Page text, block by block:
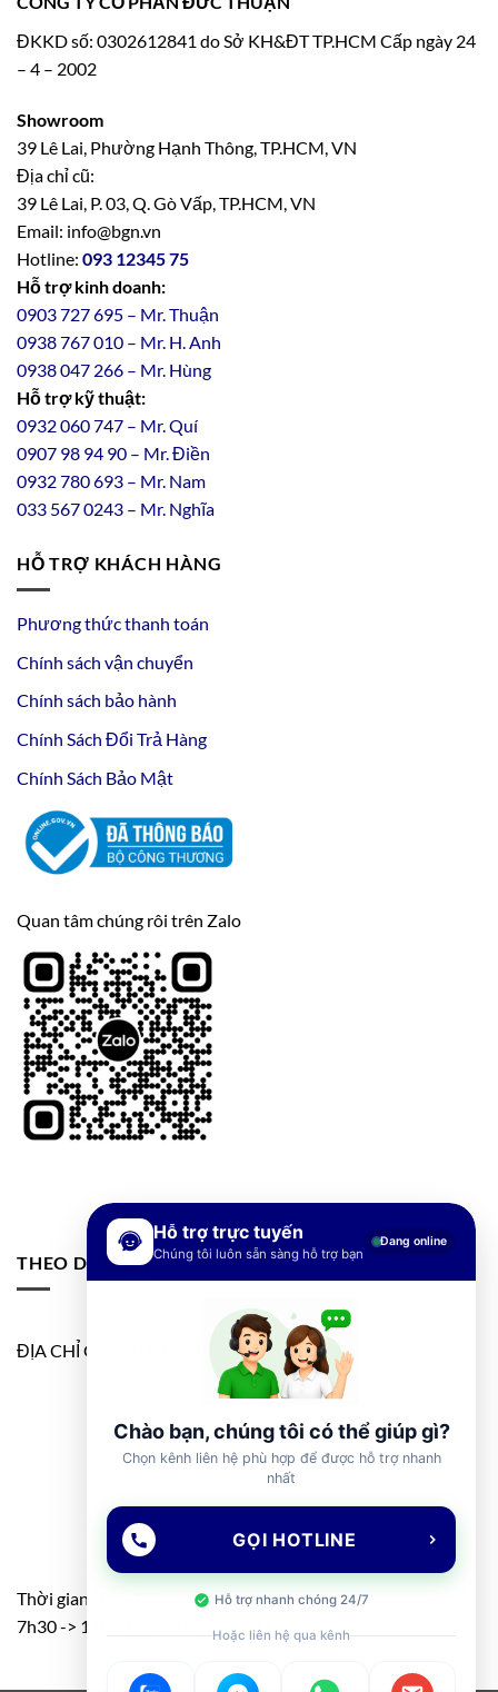
ĐKKD số: 0302612841 do Sở KH&ĐT TP.HCM Cấp ngày 24
– 4 – 2002
Showroom
39 Lê Lai, Phường Hạnh Thông, TP.HCM, VN
Địa chỉ cũ:
39 Lê Lai, P. 03, Q. Gò Vấp, TP.HCM, VN
Email: info@bgn.vn
Hotline: 093 12345 75
Hỗ trợ kinh doanh:
0903 727 695 – Mr. Thuận
0938 767 010 – Mr. H. Anh
0938 047 266 – Mr. Hùng
Hỗ trợ kỹ thuật:
0932 060 747 – Mr. Quí
0907 98 94 90 – Mr. Điền
0932780693 – Mr. Nam
033 567 0243 – Mr. Nghĩa
HỖ TRỢ KHÁCH HÀNG
Phương thức thanh toán
Chính sách vận chuyển
Chính sách bảo hành
Chính Sách Đổi Trả Hàng
Chính Sách Bảo Mật
Quan tâm chúng rôi trên Zalo
THEO DÕI FANPAGE
ĐỊA CHỈ GOOGLE MAP
Thời gian: T2 – T7
7h30 -> 11h30 – 13h00 -> 17h00
Hỗ trợ trực tuyến
Chúng tôi luôn sẵn sàng hỗ trợ bạn
Đang online
Chào bạn, chúng tôi có thể giúp gì?
Chọn kênh liên hệ phù hợp để được hỗ trợ nhanh
nhất
GỌI HOTLINE
Hỗ trợ nhanh chóng 24/7
Hoặc liên hệ qua kênh